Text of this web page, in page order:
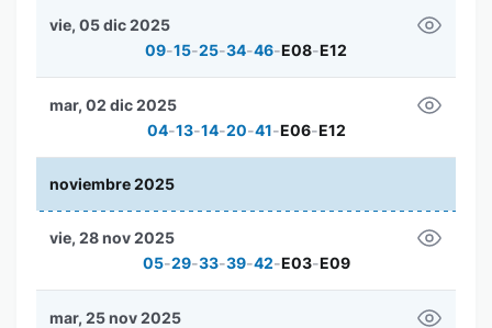
09-15-25-34-46-E08-E12
vie, 05 dic 2025
04-13-14-20-41-E06-E12
mar, 02 dic 2025
noviembre 2025
05-29-33-39-42-E03-E09
vie, 28 nov 2025
mar, 25 nov 2025